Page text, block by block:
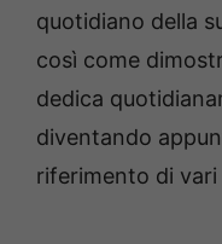
quotidiano della
così come
dedica
diventando
riferimento di